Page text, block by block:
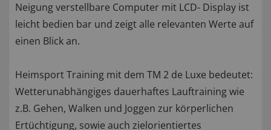
Neigung verstellbare Computer mit LCD- Display ist
leicht bedien bar und zeigt alle relevanten Werte auf
einen Blick an.
Heimsport Training mit dem TM 2 de Luxe bedeutet:
Wetterunabhängiges dauerhaftes Lauftraining wie
z.B. Gehen, Walken und Joggen zur körperlichen
Ertüchtigung, sowie auch zielorientiertes